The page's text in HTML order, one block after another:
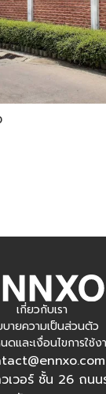
เกี่ยวกับเรา
บายความเป็นส่วนตัว
ดและเงื่อนไขการใช้ง
เวอร์ ชั้น 26 ถนน